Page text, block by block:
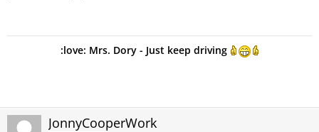
:love: Mrs. Dory - Just keep driving
JonnyCooperWork